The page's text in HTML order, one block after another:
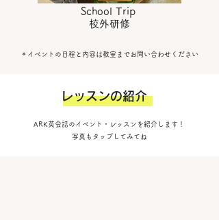
School Trip
校外研修
​＊イベントの日程と内容は教室までお問い合わせください
レッスンの紹介
​​ARK英会話のイベント・レッスンを紹介します！
写真もタップしてみてね